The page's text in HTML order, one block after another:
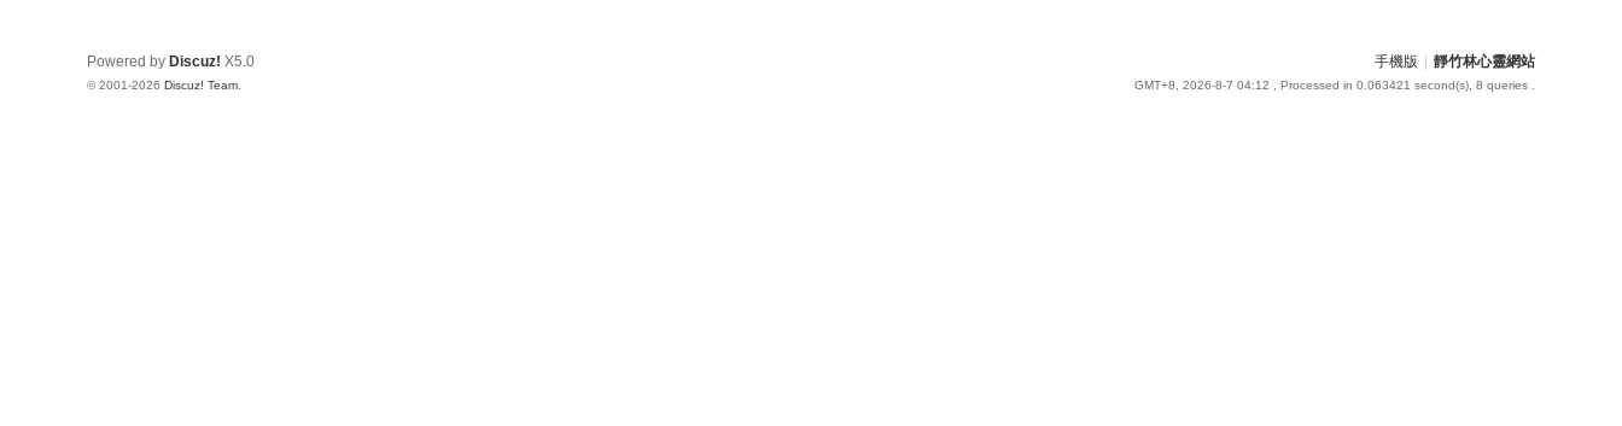
手機版 靜竹林心靈網站
GMT+8, 2026-8-7 04:12 , Processed in 0.063421 second(s), 8 queries .
Powered by Discuz! X5.0
© 2001-2026 Discuz! Team